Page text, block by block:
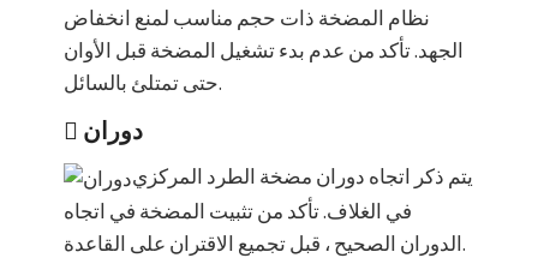
نظام المضخة ذات حجم مناسب لمنع انخفاض
الجهد. تأكد من عدم بدء تشغيل المضخة قبل الأوان
حتى تمتلئ بالسائل.
دوران
يتم ذكر اتجاه دوران مضخة الطرد المركزي
في الغلاف. تأكد من تثبيت المضخة في اتجاه
الدوران الصحيح ، قبل تجميع الاقتران على القاعدة.